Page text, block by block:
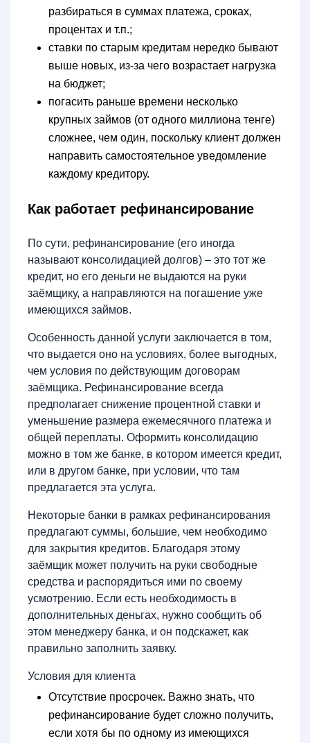
разбираться в суммах платежа, сроках,
процентах и т.п.;
ставки по старым кредитам нередко бывают
выше новых, из-за чего возрастает нагрузка
на бюджет;
погасить раньше времени несколько
крупных займов (от одного миллиона тенге)
сложнее, чем один, поскольку клиент должен
направить самостоятельное уведомление
каждому кредитору.
Как работает рефинансирование
По сути, рефинансирование (его иногда
называют консолидацией долгов) – это тот же
кредит, но его деньги не выдаются на руки
заёмщику, а направляются на погашение уже
имеющихся займов.
Особенность данной услуги заключается в том,
что выдается оно на условиях, более выгодных,
чем условия по действующим договорам
заёмщика. Рефинансирование всегда
предполагает снижение процентной ставки и
уменьшение размера ежемесячного платежа и
общей переплаты. Оформить консолидацию
можно в том же банке, в котором имеется кредит,
или в другом банке, при условии, что там
предлагается эта услуга.
Некоторые банки в рамках рефинансирования
предлагают суммы, большие, чем необходимо
для закрытия кредитов. Благодаря этому
заёмщик может получить на руки свободные
средства и распорядиться ими по своему
усмотрению. Если есть необходимость в
дополнительных деньгах, нужно сообщить об
этом менеджеру банка, и он подскажет, как
правильно заполнить заявку.
Условия для клиента
Отсутствие просрочек. Важно знать, что
рефинансирование будет сложно получить,
если хотя бы по одному из имеющихся